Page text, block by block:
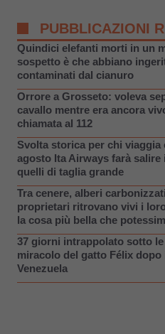
PUBBLICAZIONI
Quindici elefanti morti in un
sospetto è che abbiano
contaminati dal cianuro
Orrore a Grosseto: voleva
cavallo mentre era ancora
chiamata al 112
Svolta storica per chi viaggia
agosto Ita Airways farà salire
quelli di taglia grande
Tra cenere, alberi
proprietari ritrovano vivi i
la cosa più bella che
37 giorni intrappolato sotto
miracolo del gatto Félix
Venezuela